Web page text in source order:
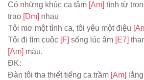
Có những khúc ca tâm [Am] tình từ
trao [Dm] nhau
Tôi mơ một tình ca, tôi yêu một điệu
Tôi đi tìm cuộc [F] sống lúc âm [E7]
[Am] màu.
ĐK:
Đàn tôi tha thiết tiếng ca trầm [Am]